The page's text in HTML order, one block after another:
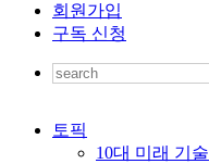
회원가입
구독 신청
토픽
10대 미래 기술